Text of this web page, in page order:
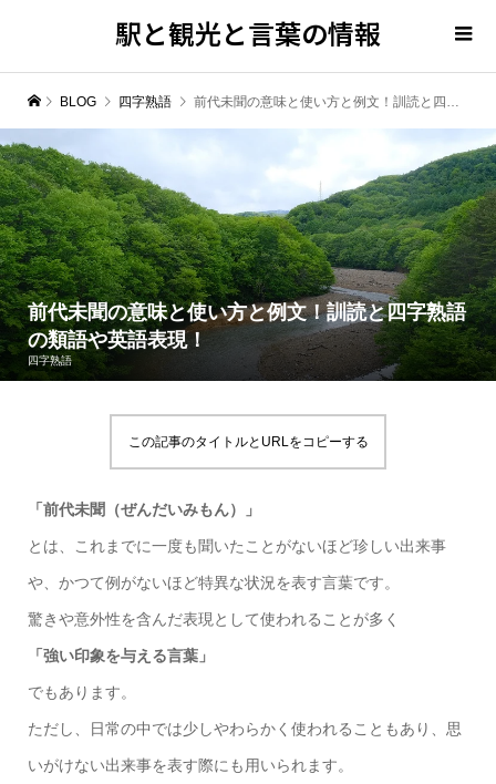
駅と観光と言葉の情報
BLOG 四字熟語 前代未聞の意味と使い方と例文！訓読と四字熟語の類語や英語表現！
前代未聞の意味と使い方と例文！訓読と四字熟語
の類語や英語表現！
四字熟語
この記事のタイトルとURLをコピーする
「前代未聞（ぜんだいみもん）」
とは、これまでに一度も聞いたことがないほど珍しい出来事
や、かつて例がないほど特異な状況を表す言葉です。
驚きや意外性を含んだ表現として使われることが多く
「強い印象を与える言葉」
でもあります。
ただし、日常の中では少しやわらかく使われることもあり、思
いがけない出来事を表す際にも用いられます。